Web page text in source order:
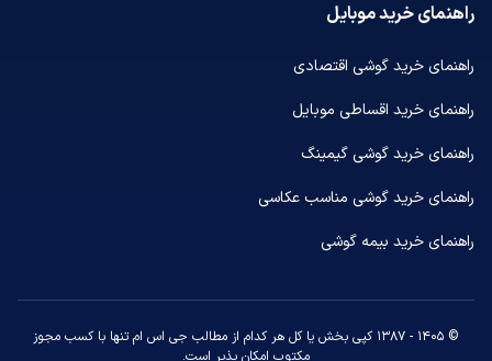
راهنمای خرید موبایل
راهنمای خرید گوشی اقتصادی
راهنمای خرید اقساطی موبایل
راهنمای خرید گوشی گیمینگ
راهنمای خرید گوشی مناسب عکاسی
راهنمای خرید بیمه گوشی
© ۱۴۰۵ - ۱۳۸۷ کپی بخش یا کل هر کدام از مطالب جی اس ام تنها با کسب مجوز
مکتوب امکان پذیر است.